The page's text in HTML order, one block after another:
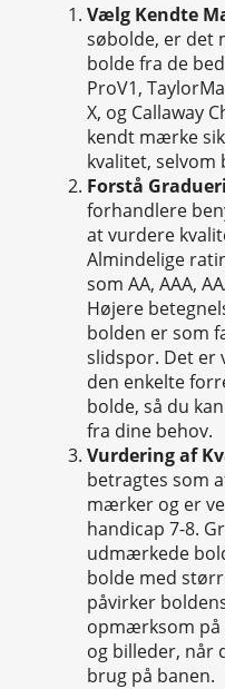
Vælg Kendte
søbolde, er det
bolde fra de
ProV1,
X, og Callaway
kendt mærke
kvalitet, selvom
Forstå
forhandlere
at vurdere
Almindelige
som AA, AAA,
Højere
bolden er som
slidspor. Det er
den enkelte
bolde, så du
fra dine behov.
Vurdering af
betragtes som
mærker og er
handicap 7-8.
udmærkede
bolde med
påvirker
opmærksom på
og billeder, når
brug på banen.